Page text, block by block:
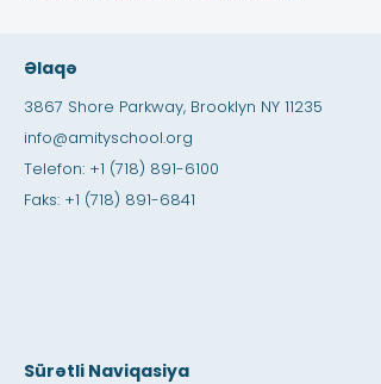
Əlaqə
3867 Shore Parkway, Brooklyn NY 11235
info@amityschool.org
Telefon: +1 (718) 891-6100
Faks: +1 (718) 891-6841
Sürətli Naviqasiya